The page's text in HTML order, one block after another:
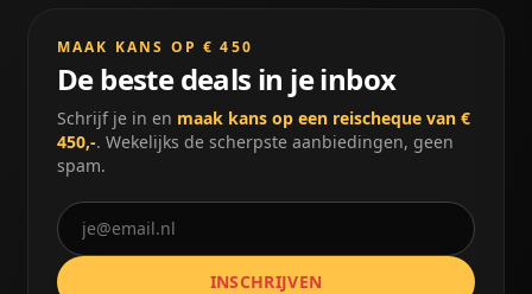
MAAK KANS OP € 450
De beste deals in je inbox
Schrijf je in en maak kans op een reischeque van €
450,-. Wekelijks de scherpste aanbiedingen, geen
spam.
INSCHRIJVEN